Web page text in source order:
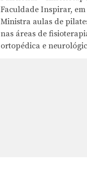
Faculdade Inspirar, em
Ministra aulas de
nas áreas de
ortopédica e